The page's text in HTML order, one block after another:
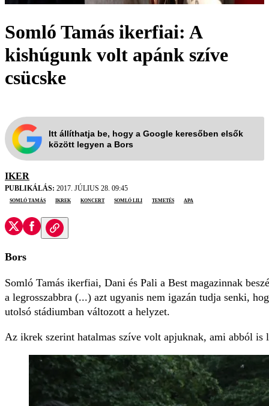
Somló Tamás ikerfiai: A
kishúgunk volt apánk szíve
csücske
Itt állíthatja be, hogy a Google keresőben elsők
között legyen a Bors
IKER
PUBLIKÁLÁS: 2017. JÚLIUS 28. 09:45
Somló Tamás
ikrek koncert Somló Lili temetés apa
Bors
Somló Tamás ikerfiai, Dani és Pali a Best magazinnak
a legrosszabbra (...) azt ugyanis nem igazán tudja senki,
utolsó stádiumban változott a helyzet.
Az ikrek szerint hatalmas szíve volt apjuknak, ami abból